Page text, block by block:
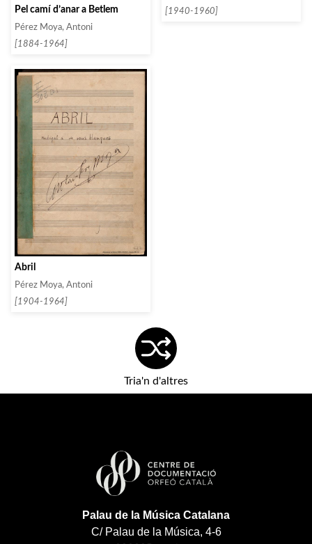
Pel camí d’anar a Betlem
Pérez Moya, Antoni
[1884-1964]
[1940-1960]
Abril
Pérez Moya, Antoni
[1904-1964]
Tria'n d'altres
Palau de la Música Catalana
C/ Palau de la Música, 4-6